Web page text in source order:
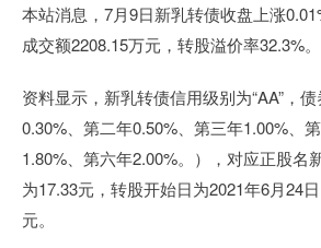
本站消息，7月9日新乳转债收盘上涨
成交额2208.15万元，转股溢价率32.3%。
资料显示，新乳转债信用级别为“AA”，
0.30%、第二年0.50%、第三年1.00%、
1.80%、第六年2.00%。），对应正股名
为17.33元，转股开始日为2021年6月24
元。